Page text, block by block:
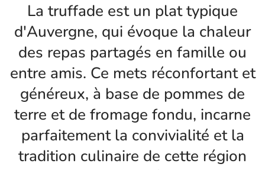
La truffade est un plat typique
d'Auvergne, qui évoque la chaleur
des repas partagés en famille ou
entre amis. Ce mets réconfortant et
généreux, à base de pommes de
terre et de fromage fondu, incarne
parfaitement la convivialité et la
tradition culinaire de cette région